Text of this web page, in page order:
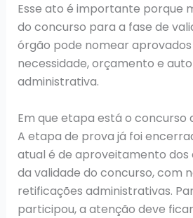
Esse ato é importante porque
do concurso para a fase de
órgão pode nomear
necessidade, orçamento e
administrativa.
Em que etapa está o concurso
A etapa de prova já foi
atual é de aproveitamento
da validade do concurso, com
retificações administrativas.
participou, a atenção deve